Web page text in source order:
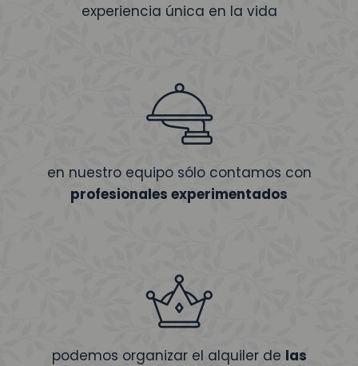
experiencia única en la vida
en nuestro equipo sólo contamos con
profesionales experimentados
podemos organizar el alquiler de las